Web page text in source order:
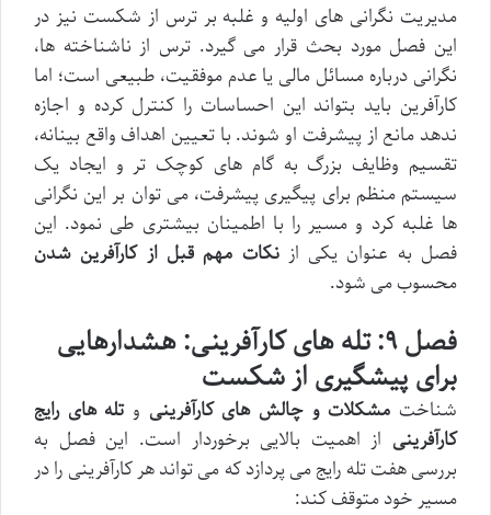
مدیریت نگرانی های اولیه و غلبه بر ترس از شکست نیز در
این فصل مورد بحث قرار می گیرد. ترس از ناشناخته ها،
نگرانی درباره مسائل مالی یا عدم موفقیت، طبیعی است؛ اما
کارآفرین باید بتواند این احساسات را کنترل کرده و اجازه
ندهد مانع از پیشرفت او شوند. با تعیین اهداف واقع بینانه،
تقسیم وظایف بزرگ به گام های کوچک تر و ایجاد یک
سیستم منظم برای پیگیری پیشرفت، می توان بر این نگرانی
ها غلبه کرد و مسیر را با اطمینان بیشتری طی نمود. این
فصل به عنوان یکی ازنکات مهم قبل از کارآفرین شدن
محسوب می شود.
فصل ۹: تله های کارآفرینی: هشدارهایی
برای پیشگیری از شکست
شناخت مشکلات و چالش های کارآفرینی وتله های رایج
کارآفرینی از اهمیت بالایی برخوردار است. این فصل به
بررسی هفت تله رایج می پردازد که می تواند هر کارآفرینی را در
مسیر خود متوقف کند: